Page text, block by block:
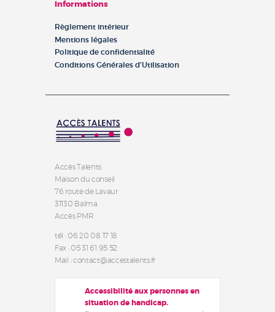
Informations
Règlement intérieur
Mentions légales
Politique de confidentialité
Conditions Générales d’Utilisation
Accès Talents
Maison du conseil
76 route de Lavaur
31130 Balma
Accès PMR
tél : 06 20 08 17 18
Fax : 05 31 61 95 52
Mail : contact@accestalents.fr
Accessibilité aux personnes en
situation de handicap.